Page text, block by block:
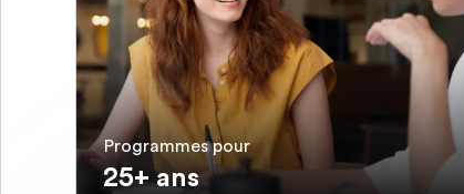
Programmes pour
25+ ans